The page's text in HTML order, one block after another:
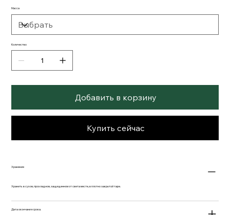
Масса
Количество
Добавить в корзину
Купить сейчас
Хранение
Хранить в сухом, прохладном, защищенном от света месте, в плотно закрытой таре.
Дата окончания срока.